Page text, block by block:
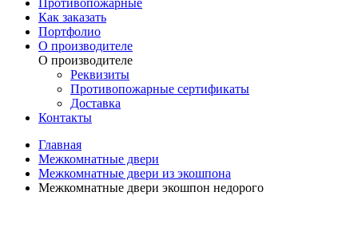
Противопожарные
Как заказать
Портфолио
О производителе
О производителе
Реквизиты
Противопожарные сертификаты
Доставка
Контакты
Главная
Межкомнатные двери
Межкомнатные двери из экошпона
Межкомнатные двери экошпон недорого